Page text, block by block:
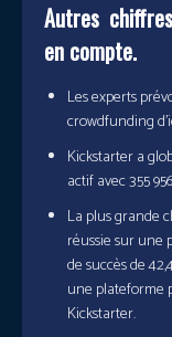
Autres
en compte.
Les experts
crowdfunding
Kickstarter a
actif avec 355
La plus grande
réussie sur une
de succès de
une plateforme
Kickstarter.